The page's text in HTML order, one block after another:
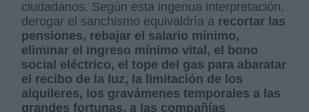
ciudadanos. Según esta ingenua interpretación,
derogar el sanchismo equivaldría a recortar las
pensiones, rebajar el salario mínimo,
eliminar el ingreso mínimo vital, el bono
social eléctrico, el tope del gas para abaratar
el recibo de la luz, la limitación de los
alquileres, los gravámenes temporales a las
grandes fortunas, a las compañías